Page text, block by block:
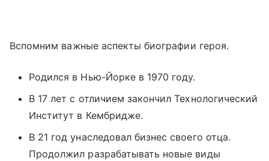
Вспомним важные аспекты биографии героя.
Родился в Нью-Йорке в 1970 году.
В 17 лет с отличием закончил Технологический
Институт в Кембридже.
В 21 год унаследовал бизнес своего отца.
Продолжил разрабатывать новые виды